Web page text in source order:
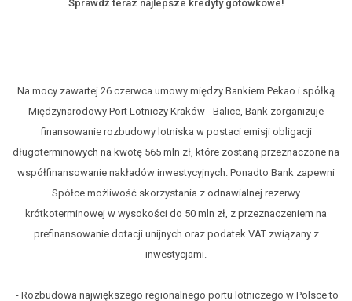
Sprawdź teraz najlepsze kredyty gotówkowe!
Na mocy zawartej 26 czerwca umowy między Bankiem Pekao i spółką
Międzynarodowy Port Lotniczy Kraków - Balice, Bank zorganizuje
finansowanie rozbudowy lotniska w postaci emisji obligacji
długoterminowych na kwotę 565 mln zł, które zostaną przeznaczone na
współfinansowanie nakładów inwestycyjnych. Ponadto Bank zapewni
Spółce możliwość skorzystania z odnawialnej rezerwy
krótkoterminowej w wysokości do 50 mln zł, z przeznaczeniem na
prefinansowanie dotacji unijnych oraz podatek VAT związany z
inwestycjami.
- Rozbudowa największego regionalnego portu lotniczego w Polsce to